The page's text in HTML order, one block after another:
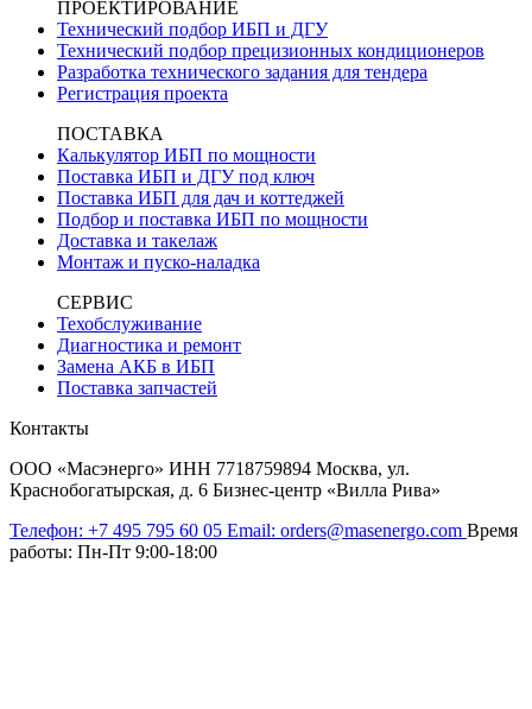
ПРОЕКТИРОВАНИЕ
Технический подбор ИБП и ДГУ
Технический подбор прецизионных кондиционеров
Разработка технического задания для тендера
Регистрация проекта
ПОСТАВКА
Калькулятор ИБП по мощности
Поставка ИБП и ДГУ под ключ
Поставка ИБП для дач и коттеджей
Подбор и поставка ИБП по мощности
Доставка и такелаж
Монтаж и пуско-наладка
СЕРВИС
Техобслуживание
Диагностика и ремонт
Замена АКБ в ИБП
Поставка запчастей
Контакты
ООО «Масэнерго» ИНН 7718759894 Москва, ул.
Краснобогатырская, д. 6 Бизнес-центр «Вилла Рива»
Телефон: +7 495 795 60 05 Email: orders@masenergo.com Время
работы: Пн-Пт 9:00-18:00